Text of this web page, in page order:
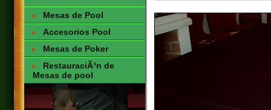
Mesas de Pool
Accesorios Pool
Mesas de Poker
RestauraciÃ³n de
Mesas de pool